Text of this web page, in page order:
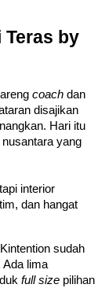
by
coach dan
disajikan
Hari itu
yang
interior
dan hangat
sudah
Ada lima
full size pilihan